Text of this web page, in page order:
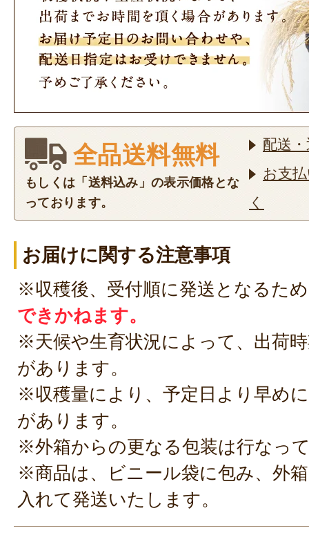
全品送料無料
もしくは「送料込み」の表示価格とな
っております。
配送
お支
く
お届けに関する注意事項
※収穫後、受付順に発送となるため
できかねます。
※天候や生育状況によって、出荷
があります。
※収穫量により、予定日より早め
があります。
※外箱からの更なる包装は行なっ
※商品は、ビニール袋に包み、外
入れて発送いたします。